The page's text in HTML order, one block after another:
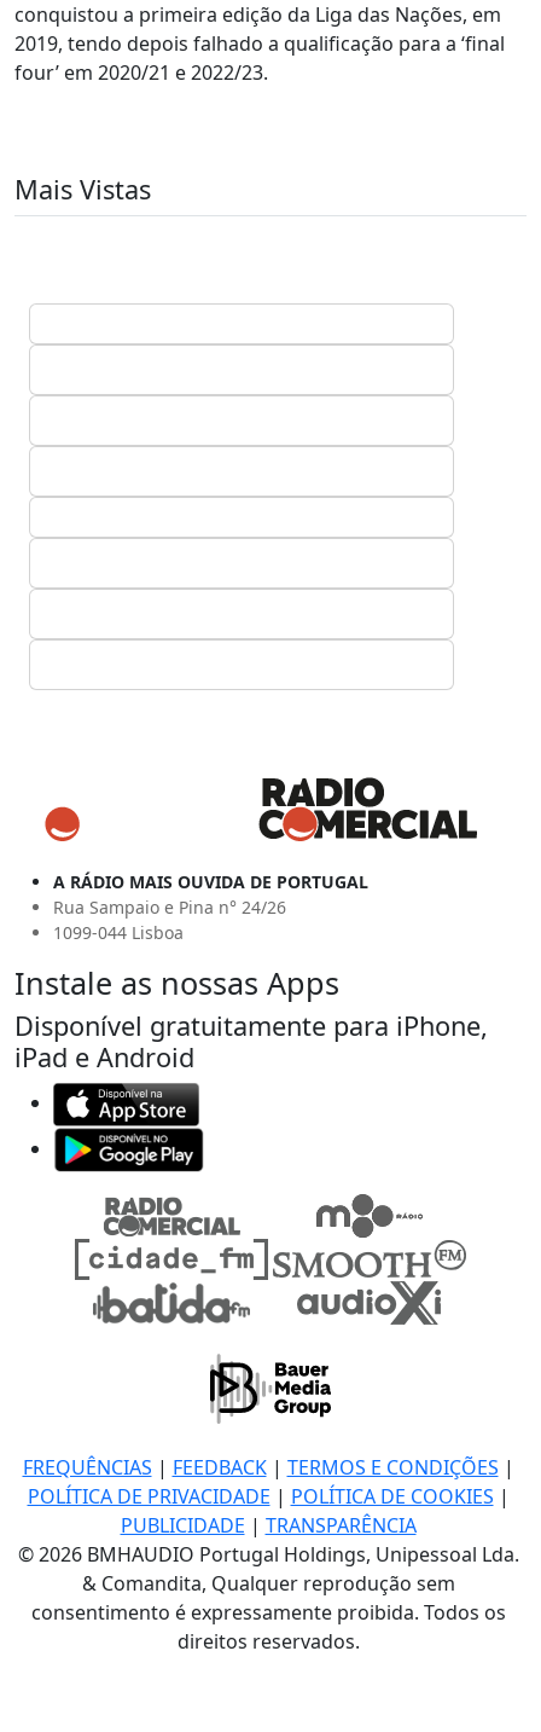
conquistou a primeira edição da Liga das Nações, em
2019, tendo depois falhado a qualificação para a ‘final
four’ em 2020/21 e 2022/23.
Mais Vistas
A RÁDIO MAIS OUVIDA DE PORTUGAL
Rua Sampaio e Pina n° 24/26
1099-044 Lisboa
Instale as nossas Apps
Disponível gratuitamente para iPhone,
iPad e Android
FREQUÊNCIAS | FEEDBACK| TERMOS E CONDIÇÕES |
POLÍTICA DE PRIVACIDADE | POLÍTICA DE COOKIES |
PUBLICIDADE | TRANSPARÊNCIA
© 2026 BMHAUDIO Portugal Holdings, Unipessoal Lda.
& Comandita, Qualquer reprodução sem
consentimento é expressamente proibida. Todos os
direitos reservados.